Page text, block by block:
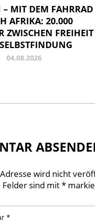
– MIT DEM FAHRRAD
AFRIKA: 20.000
ZWISCHEN FREIHEIT
04.08.2026
wird nicht
sind mit*